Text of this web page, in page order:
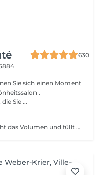
630
.
Sie ...
Die HydraGloss-Behandlung: Erhöht das Volumen und füllt die Lippen auf Pflegt und befeuchtet die Lippen Mildert feine Linien und Fältchen Kontraindikation: - mit aktivem Herpes - offene Wunden - Warzen - andere Probleme der Haut